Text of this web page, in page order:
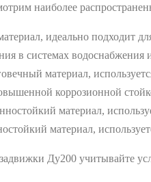
наиболее
идеально подходит
в системах водоснабжения
материал,
коррозионной
материал,
материал,
Ду200 учитывайте